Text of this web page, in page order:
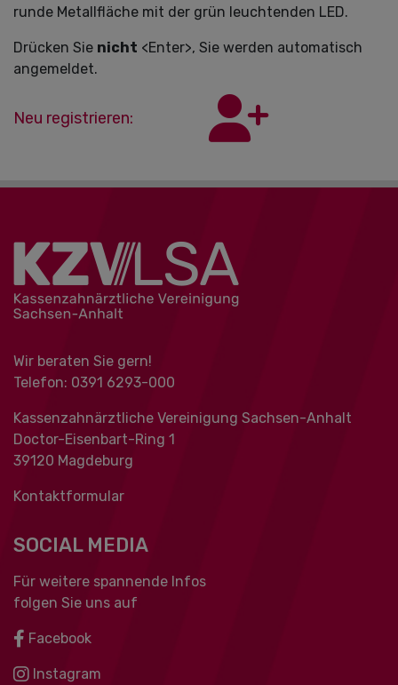
runde Metallfläche mit der grün leuchtenden LED.
Drücken Sie nicht <Enter>, Sie werden automatisch
angemeldet.
Neu registrieren:
Wir beraten Sie gern!
Telefon: 0391 ‍6293-000
Kassenzahnärztliche Vereinigung Sachsen-Anhalt
Doctor-Eisenbart-Ring 1
39120 Magdeburg
Kontaktformular
SOCIAL MEDIA
Für weitere spannende Infos
folgen Sie uns auf
Facebook
Instagram